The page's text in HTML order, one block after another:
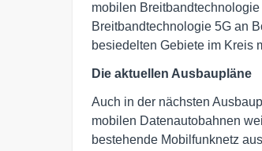
mobilen
Breitbandtechnologie 5G an
besiedelten Gebiete im Kreis
Die aktuellen Ausbaupläne
Auch in der nächsten
mobilen Datenautobahnen
bestehende Mobilfunknetz